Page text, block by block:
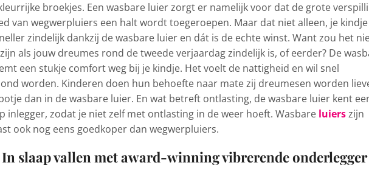
broekjes. Een wasbare luier zorgt er namelijk voor dat de grote
van wegwerpluiers een halt wordt toegeroepen. Maar dat niet alleen, je kindje
zindelijk dankzij de wasbare luier en dát is de echte winst. Want zou het
als jouw dreumes rond de tweede verjaardag zindelijk is, of eerder? De
een stukje comfort weg bij je kindje. Het voelt de nattigheid en wil snel
worden. Kinderen doen hun behoefte naar mate zij dreumesen worden
dan in de wasbare luier. En wat betreft ontlasting, de wasbare luier kent
inlegger, zodat je niet zelf met ontlasting in de weer hoeft. Wasbare luierszijn
ook nog eens goedkoper dan wegwerpluiers.
slaap vallen met award-winning vibrerende onderlegger